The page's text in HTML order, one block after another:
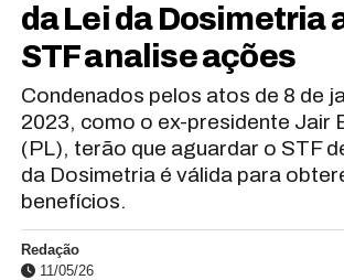
da Lei da Dosimetria
STF analise ações
Condenados pelos atos de 8 de
2023, como o ex-presidente Jair
(PL), terão que aguardar o STF
da Dosimetria é válida para
benefícios.
Redação
11/05/26